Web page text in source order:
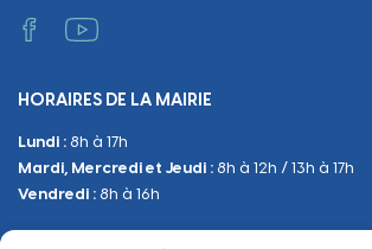
Administratif et technique
Manifestations
Urbanisme
Sanitaire et Sécurité
HORAIRES DE LA MAIRIE
Lundi : 8h à 17h
Mardi, Mercredi et Jeudi : 8h à 12h / 13h à 17h
Vendredi : 8h à 16h